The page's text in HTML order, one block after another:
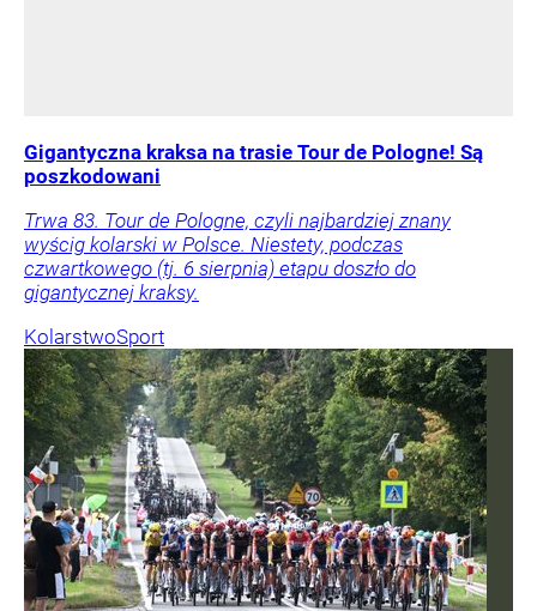
Gigantyczna kraksa na trasie Tour de Pologne! Są
poszkodowani
Trwa 83. Tour de Pologne, czyli najbardziej znany
wyścig kolarski w Polsce. Niestety, podczas
czwartkowego (tj. 6 sierpnia) etapu doszło do
gigantycznej kraksy.
KolarstwoSport